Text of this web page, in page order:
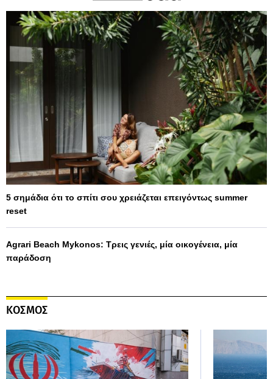
5 σημάδια ότι το σπίτι σου χρειάζεται επειγόντως summer
reset
Agrari Beach Mykonos: Τρεις γενιές, μία οικογένεια, μία
παράδοση
ΚΟΣΜΟΣ